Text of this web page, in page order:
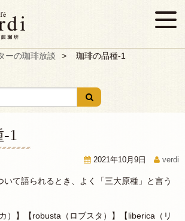
ーの珈琲放談 珈琲の品種-1
1
2021年10月9日 verdi
いて語られるとき、よく「三大原種」と言う
）】【robusta（ロブスタ）】【liberica（リ